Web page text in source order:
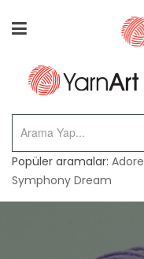
Popüler aramalar: Adore
Symphony Dream